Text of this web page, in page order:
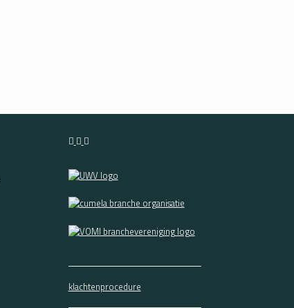
klachtenprocedure